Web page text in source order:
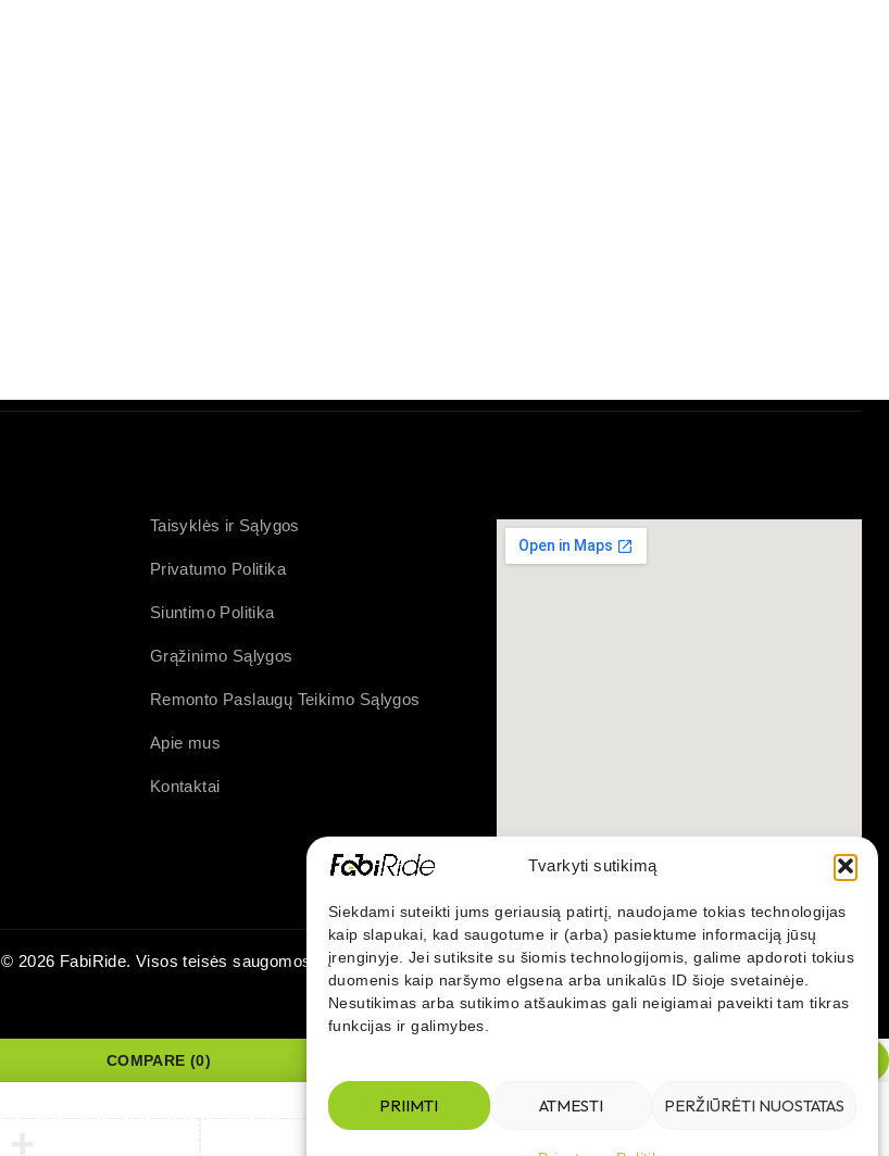
Tvarkyti sutikimą
Siekdami suteikti jums geriausią patirtį, naudojame tokias technologijas
kaip slapukai, kad saugotume ir (arba) pasiektume informaciją jūsų
įrenginyje. Jei sutiksite su šiomis technologijomis, galime apdoroti tokius
duomenis kaip naršymo elgsena arba unikalūs ID šioje svetainėje.
Nesutikimas arba sutikimo atšaukimas gali neigiamai paveikti tam tikras
funkcijas ir galimybes.
PRIIMTI ATMESTI PERŽIŪRĖTI NUOSTATAS
Taisyklės ir Sąlygos
Privatumo Politika
Siuntimo Politika
Grąžinimo Sąlygos
Remonto Paslaugų Teikimo Sąlygos
Apie mus
Kontaktai
© 2026 FabiRide. Visos teisės saugomos.
COMPARE (0)